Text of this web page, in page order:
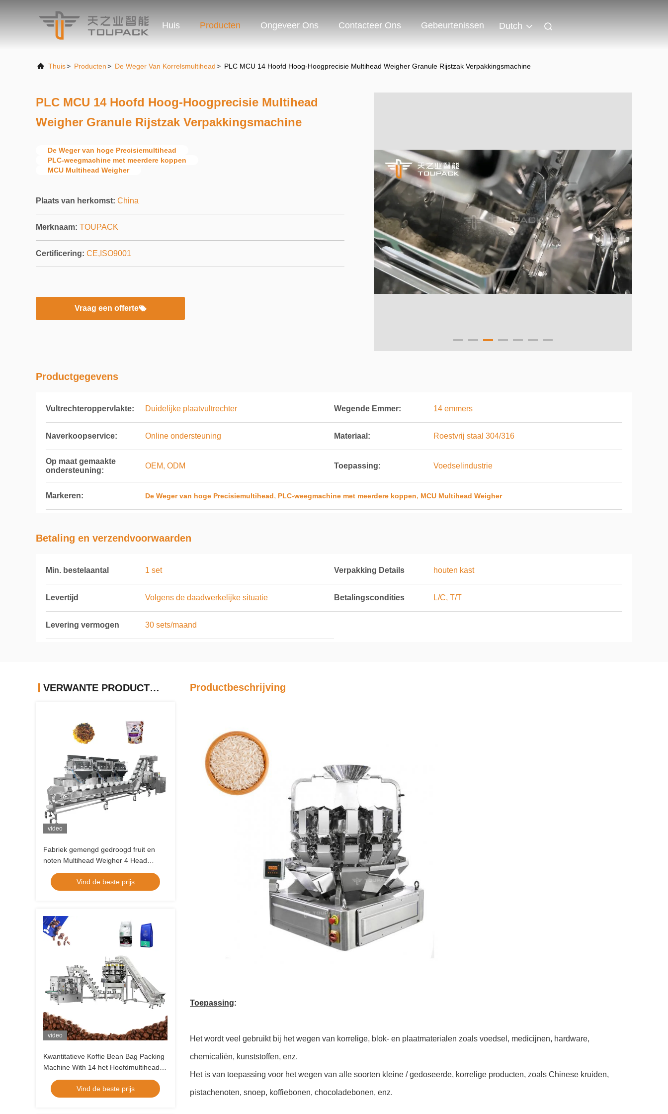
Huis Producten Ongeveer Ons Contacteer Ons Gebeurtenissen Dutch
Thuis> Producten> De Weger Van Korrelsmultihead> PLC MCU 14 Hoofd Hoog-Hoogprecisie Multihead Weigher Granule Rijstzak Verpakkingsmachine
PLC MCU 14 Hoofd Hoog-Hoogprecisie Multihead
Weigher Granule Rijstzak Verpakkingsmachine
De Weger van hoge Precisiemultihead
PLC-weegmachine met meerdere koppen
MCU Multihead Weigher
Plaats van herkomst: China
Merknaam: TOUPACK
Certificering: CE,ISO9001
Vraag een offerte
Productgegevens
Vultrechteroppervlakte: Duidelijke plaatvultrechter Wegende Emmer: 14 emmers
Naverkoopservice: Online ondersteuning Materiaal: Roestvrij staal 304/316
Op maat gemaakte
ondersteuning:
OEM, ODM Toepassing: Voedselindustrie
Markeren: De Weger van hoge Precisiemultihead, PLC-weegmachine met meerdere koppen, MCU Multihead Weigher
Betaling en verzendvoorwaarden
Min. bestelaantal 1 set Verpakking Details houten kast
Levertijd Volgens de daadwerkelijke situatie Betalingscondities L/C, T/T
Levering vermogen 30 sets/maand
VERWANTE PRODUCTEN
video
Fabriek gemengd gedroogd fruit en
noten Multihead Weigher 4 Head
Lineaire Weigher Vffs
verpakkingsmachine Zip Bag
verpakkingsmachine
Vind de beste prijs
video
Kwantitatieve Koffie Bean Bag Packing
Machine With 14 het Hoofdmultihead-
Weger Automatische Vullen
Vind de beste prijs
Productbeschrijving
Toepassing:
Het wordt veel gebruikt bij het wegen van korrelige, blok- en plaatmaterialen zoals voedsel, medicijnen, hardware,
chemicaliën, kunststoffen, enz.
Het is van toepassing voor het wegen van alle soorten kleine / gedoseerde, korrelige producten, zoals Chinese kruiden,
pistachenoten, snoep, koffiebonen, chocoladebonen, enz.